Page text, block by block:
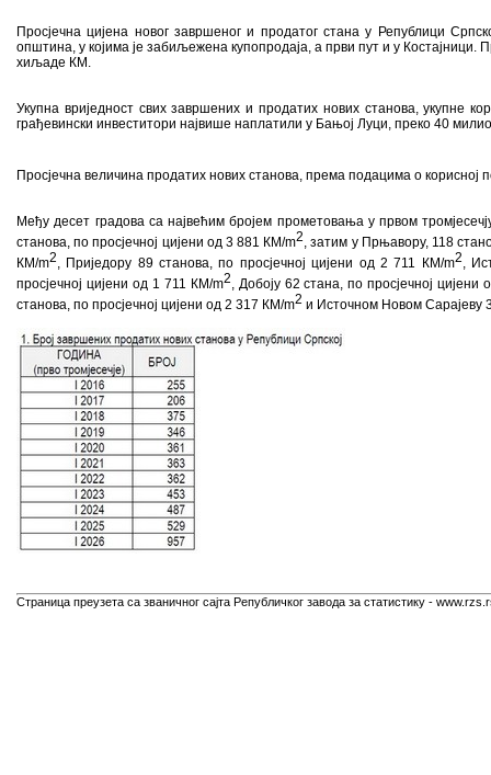
Просјечна цијена новог завршеног и продатог стана у Републици
општина, у којима је забиљежена купопродаја, а први пут и у
хиљаде КМ.
Укупна вриједност свих завршених и продатих нових станова,
грађевински инвеститори највише наплатили у Бањој Луци, преко 40
Просјечна величина продатих нових станова, према подацима о корисној
Међу десет градова са највећим бројем прометовања у првом
станова, по просјечној цијени од 3 881 КМ/m2, затим у Прњавору, 118
КМ/m2, Приједору 89 станова, по просјечној цијени од 2 711 КМ/m2,
просјечној цијени од 1 711 КМ/m2, Добоју 62 стана, по просјечној
станова, по просјечној цијени од 2 317 КМ/m2 и Источном Новом Сарајеву
Страница преузета са званичног сајта Републичког завода за статистику -